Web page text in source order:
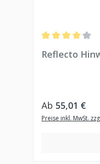
Reflecto
Regulärer
Ab 55,01 €
Preise inkl. MwSt.